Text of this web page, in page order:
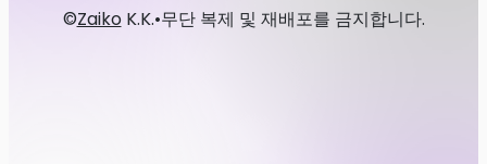
©Zaiko K.K.•무단 복제 및 재배포를 금지합니다.